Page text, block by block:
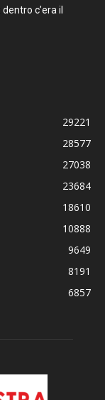
c’era il
29221
28577
27038
23684
18610
10888
9649
8191
6857